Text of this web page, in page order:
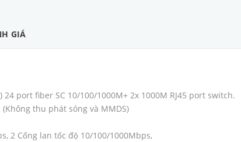
GIÁ
port fiber SC 10/100/1000M+ 2x 1000M RJ45 port switch.
(Không thu phát sóng và MMDS)
2 Cổng lan tốc độ 10/100/1000Mbps,